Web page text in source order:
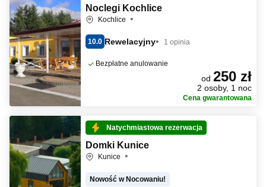
Noclegi Kochlice
Kochlice
10.0 Rewelacyjny 1 opinia
Bezpłatne anulowanie
od 250 zł
2 osoby, 1 noc
Cena gwarantowana
Natychmiastowa rezerwacja
Domki Kunice
Kunice
Nowość w Nocowaniu!